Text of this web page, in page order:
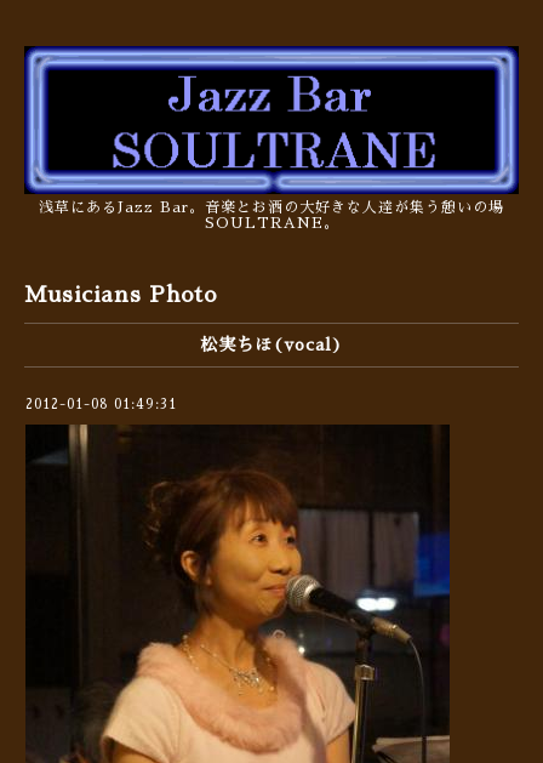
浅草にあるJazz Bar。音楽とお酒の大好きな人達が集う憩いの場
SOULTRANE。
Musicians Photo
松実ちほ(vocal)
2012-01-08 01:49:31